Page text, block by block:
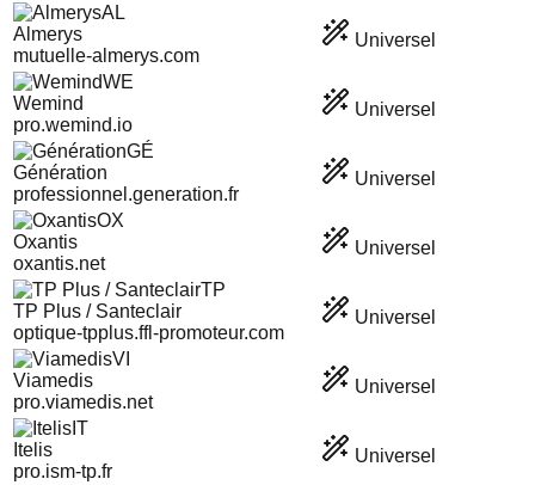
AL
Almerys
mutuelle-almerys.com
Universel
WE
Wemind
pro.wemind.io
Universel
GÉ
Génération
professionnel.generation.fr
Universel
OX
Oxantis
oxantis.net
Universel
TP
TP Plus / Santeclair
optique-tpplus.ffl-promoteur.com
Universel
VI
Viamedis
pro.viamedis.net
Universel
IT
Itelis
pro.ism-tp.fr
Universel